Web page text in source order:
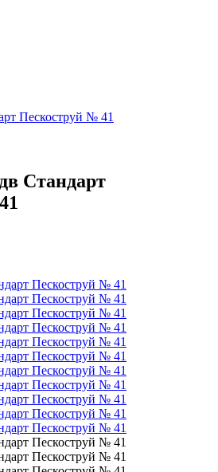
Пескоструй № 41
Стандарт